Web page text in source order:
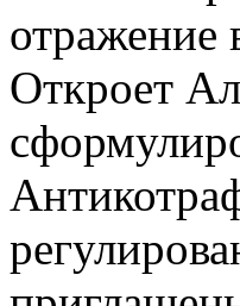
отражение
Откроет